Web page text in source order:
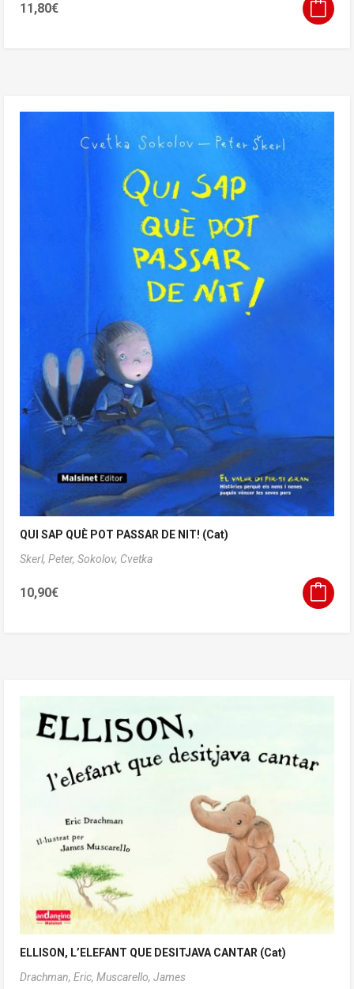
11,80€
QUI SAP QUÈ POT PASSAR DE NIT! (Cat)
Skerl, Peter, Sokolov, Cvetka
10,90€
ELLISON, L’ELEFANT QUE DESITJAVA CANTAR (Cat)
Drachman, Eric, Muscarello, James